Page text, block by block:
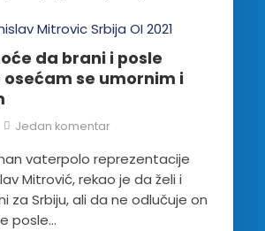
da brani i posle
osećam se umornim i
Jedan komentar
vaterpolo reprezentacije
Mitrović, rekao je da želi i
za Srbiju, ali da ne odlučuje on
posle...